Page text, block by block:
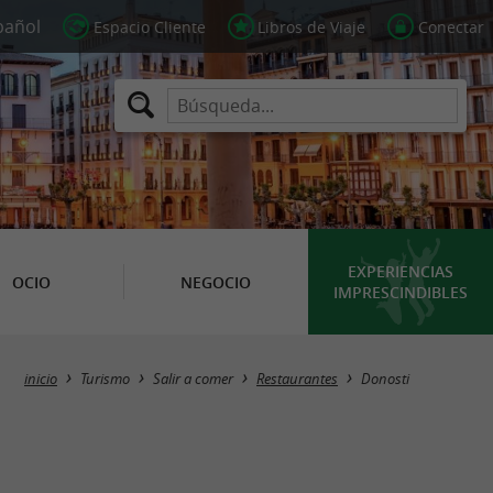
Espacio Cliente Libros de Viaje Conectar
OCIO NEGOCIO
EXPERIENCIAS
IMPRESCINDIBLES
Masquer la carte
inicio Turismo Salir a comer Restaurantes Donosti